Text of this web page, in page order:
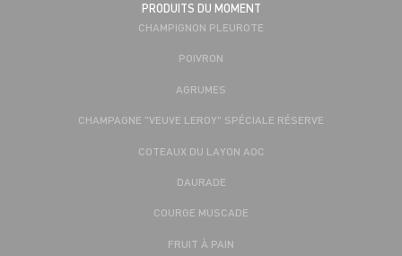
PRODUITS DU MOMENT
CHAMPIGNON PLEUROTE
POIVRON
AGRUMES
CHAMPAGNE "VEUVE LEROY" SPÉCIALE RÉSERVE
COTEAUX DU LAYON AOC
DAURADE
COURGE MUSCADE
FRUIT À PAIN